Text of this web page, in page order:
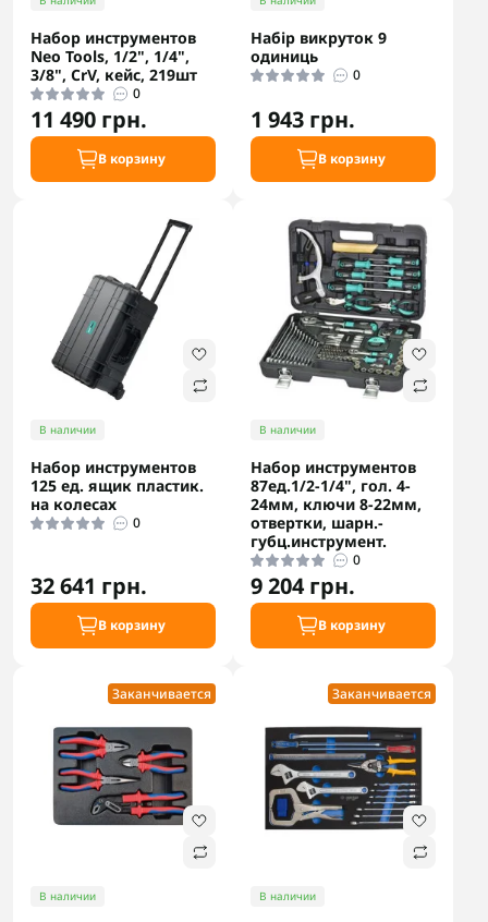
Набор инструментов
Neo Tools, 1/2", 1/4",
3/8", CrV, кейс, 219шт
0
11 490 грн.
В корзину
Набір викруток 9
одиниць
0
1 943 грн.
В корзину
В наличии
Набор инструментов
125 ед. ящик пластик.
на колесах
0
32 641 грн.
В корзину
В наличии
Набор инструментов
87ед.1/2-1/4", гол. 4-
24мм, ключи 8-22мм,
отвертки, шарн.-
губц.инструмент.
0
9 204 грн.
В корзину
Заканчивается
В наличии
Заканчивается
В наличии